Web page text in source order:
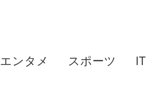
エンタメ スポーツ IT